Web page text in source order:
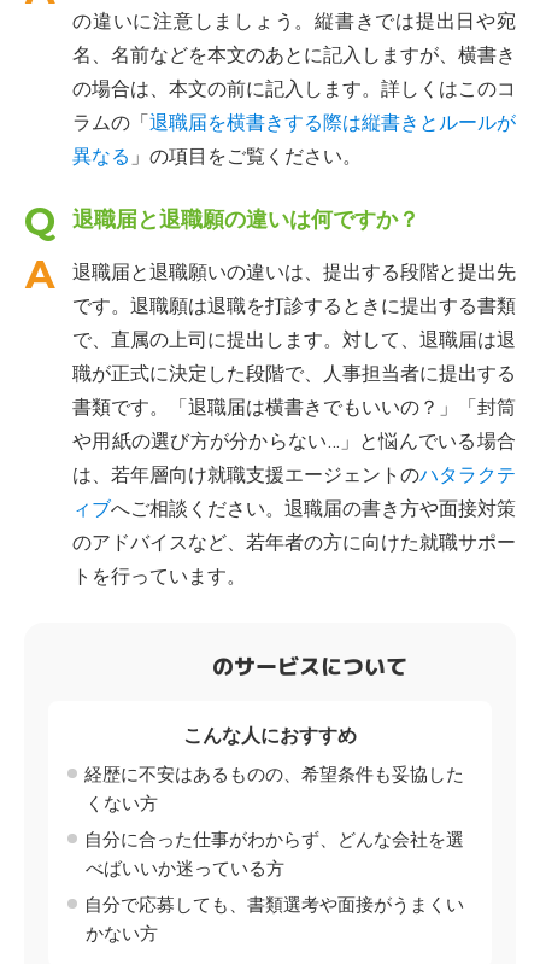
の違いに注意しましょう。縦書きでは提出日や宛
名、名前などを本文のあとに記入しますが、横書き
の場合は、本文の前に記入します。詳しくはこのコ
ラムの「退職届を横書きする際は縦書きとルールが
異なる 」の項目をご覧ください。
退職届と退職願の違いは何ですか？
退職届と退職願いの違いは、提出する段階と提出先
です。退職願は退職を打診するときに提出する書類
で、直属の上司に提出します。対して、退職届は退
職が正式に決定した段階で、人事担当者に提出する
書類です。「退職届は横書きでもいいの？」「封筒
や用紙の選び方が分からない…」と悩んでいる場合
は、若年層向け就職支援エージェントのハタラクテ
ィブへご相談ください。退職届の書き方や面接対策
のアドバイスなど、若年者の方に向けた就職サポー
トを行っています。
のサービスについて
こんな人におすすめ
経歴に不安はあるものの、希望条件も妥協した
くない方
自分に合った仕事がわからず、どんな会社を選
べばいいか迷っている方
自分で応募しても、書類選考や面接がうまくい
かない方